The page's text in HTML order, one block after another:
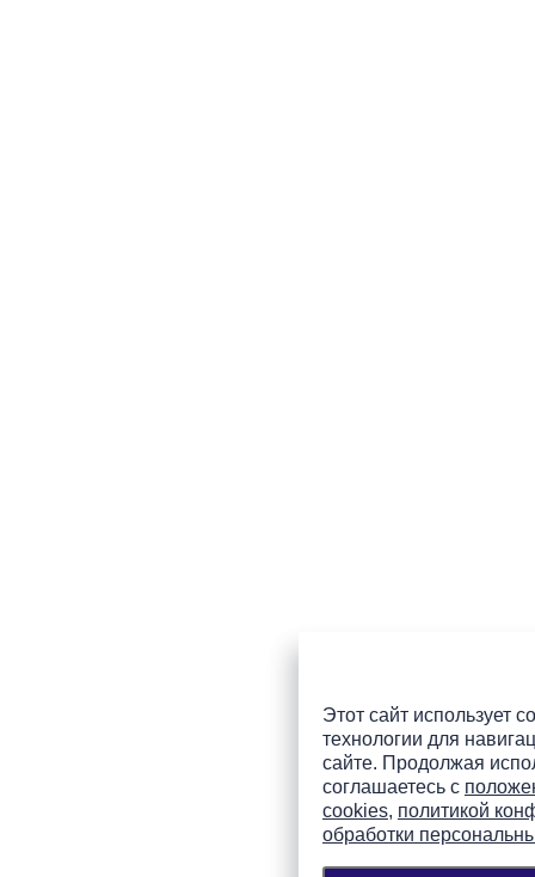
Этот сайт использует
технологии для
сайте. Продолжая
соглашаетесь с
cookies, политикой
обработки